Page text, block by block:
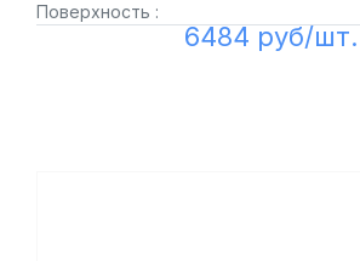
Поверхность :
6484 руб/шт.